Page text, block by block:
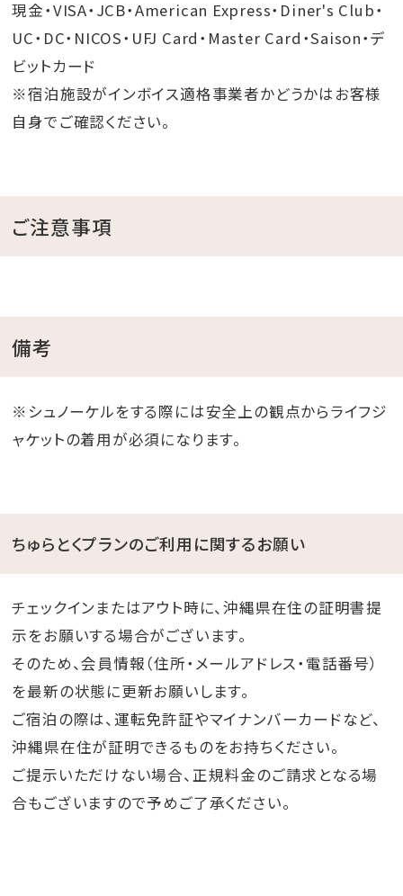
現金・VISA・JCB・American Express・Diner's Club・
UC・DC・NICOS・UFJ Card・Master Card・Saison・デ
ビットカード
※宿泊施設がインボイス適格事業者かどうかはお客様
自身でご確認ください。
ご注意事項
備考
※シュノーケルをする際には安全上の観点からライフジ
ャケットの着用が必須になります。
ちゅらとくプランのご利用に関するお願い
チェックインまたはアウト時に、沖縄県在住の証明書提
示をお願いする場合がございます。
そのため、会員情報（住所・メールアドレス・電話番号）
を最新の状態に更新お願いします。
ご宿泊の際は、運転免許証やマイナンバーカードなど、
沖縄県在住が証明できるものをお持ちください。
ご提示いただけない場合、正規料金のご請求となる場
合もございますので予めご了承ください。